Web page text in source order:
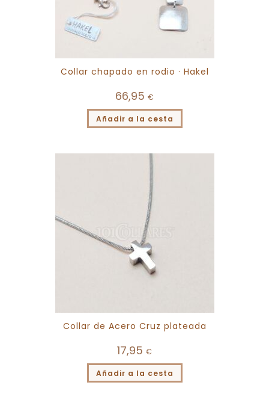
Collar chapado en rodio · Hakel
66,95 €
Añadir a la cesta
Collar de Acero Cruz plateada
17,95 €
Añadir a la cesta